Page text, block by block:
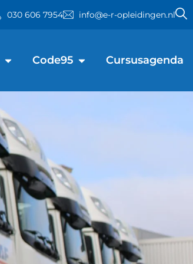
030 606 7954 info@e-r-opleidingen.nl
Code95 Cursusagenda